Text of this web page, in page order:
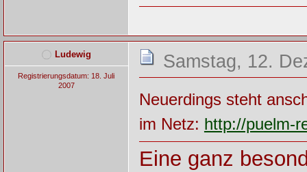
Ludewig
Registrierungsdatum: 18. Juli
2007
Samstag, 12.
Neuerdings steht
im Netz: http://puelm-
Eine ganz